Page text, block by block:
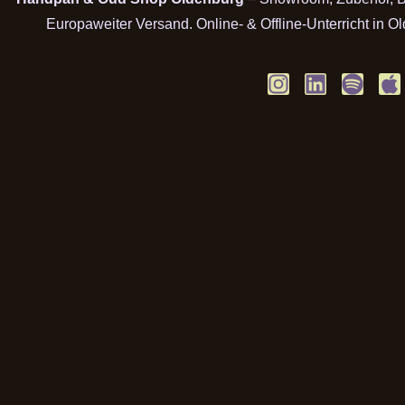
Europaweiter Versand. Online- & Offline-Unterricht in